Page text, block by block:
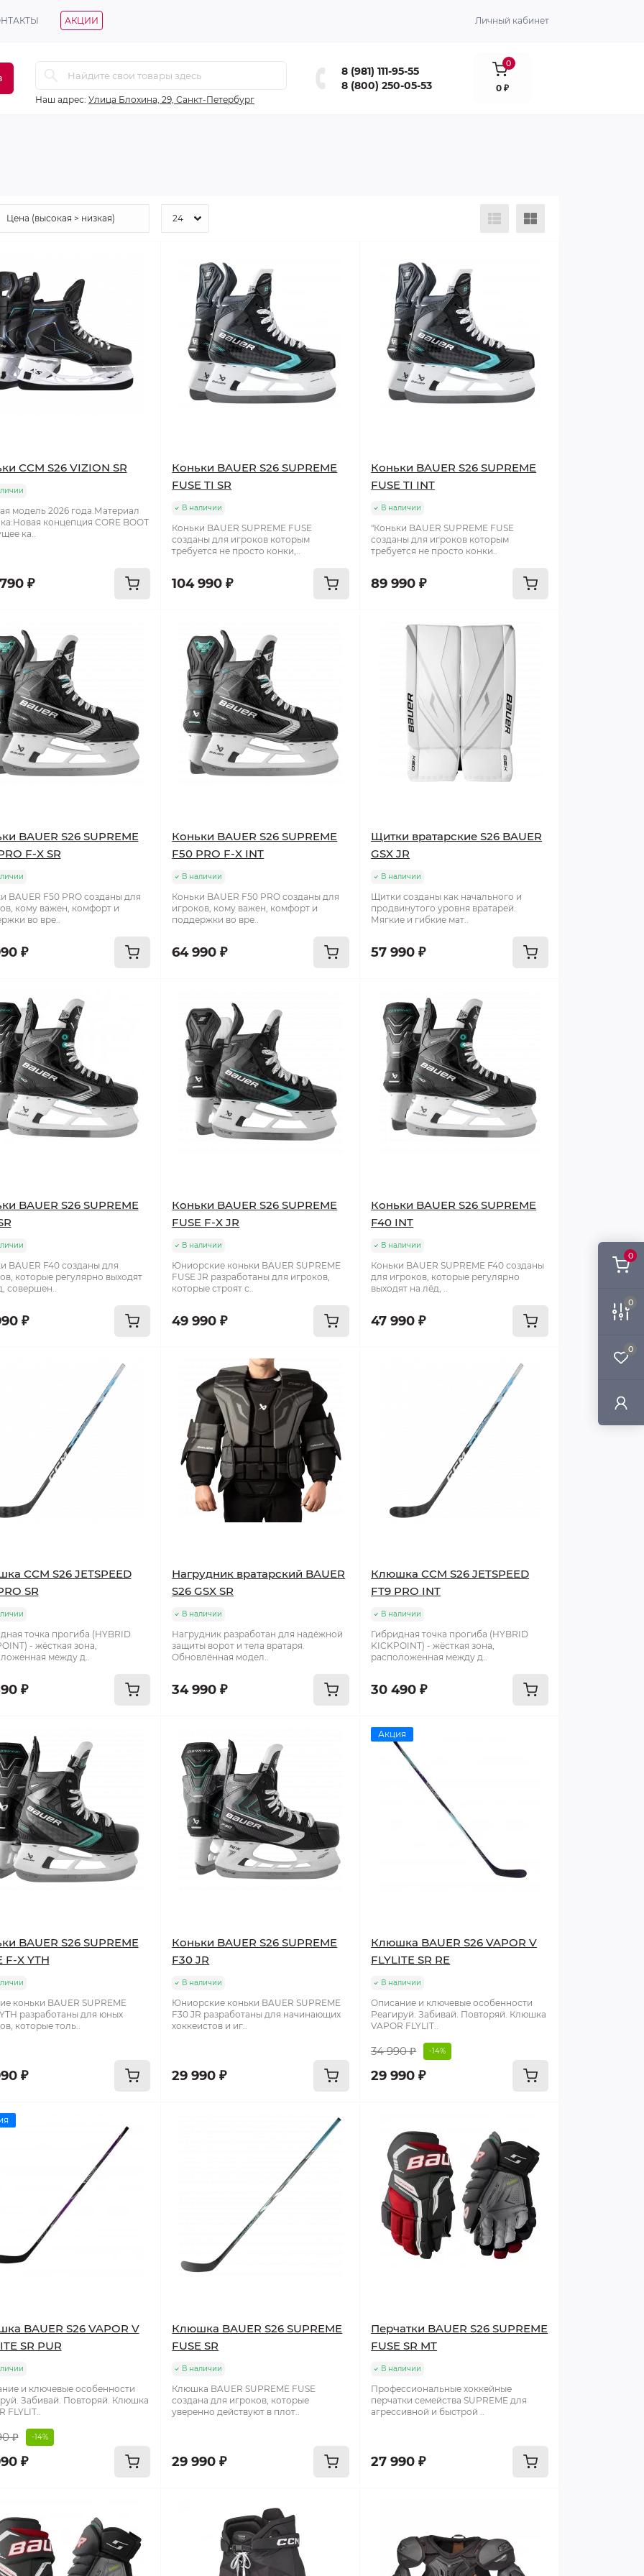
0
0
0
АКЦИИ Личный кабинет
Наш адрес: Улица Блохина, 29, Санкт-Петербург
8 (981) 111-95-55
8 (800) 250-05-53
0
0 ₽
CCM S26 VIZION SR
модель 2026 года.Материал
концепция CORE BOOT
ка..
₽
Коньки BAUER S26 SUPREME
FUSE TI SR
В наличии
Коньки BAUER SUPREME FUSE
созданы для игроков которым
требуется не просто конки,..
104 990 ₽
Коньки BAUER S26 SUPREME
FUSE TI INT
В наличии
"Коньки BAUER SUPREME FUSE
созданы для игроков которым
требуется не просто конки..
89 990 ₽
BAUER S26 SUPREME
F-X SR
BAUER F50 PRO созданы для
кому важен, комфорт и
во вре..
₽
Коньки BAUER S26 SUPREME
F50 PRO F-X INT
В наличии
Коньки BAUER F50 PRO созданы для
игроков, кому важен, комфорт и
поддержки во вре..
64 990 ₽
Щитки вратарские S26 BAUER
GSX JR
В наличии
Щитки созданы как начального и
продвинутого уровня вратарей.
Мягкие и гибкие мат..
57 990 ₽
BAUER S26 SUPREME
BAUER F40 созданы для
которые регулярно выходят
совершен..
₽
Коньки BAUER S26 SUPREME
FUSE F-X JR
В наличии
Юниорские коньки BAUER SUPREME
FUSE JR разработаны для игроков,
которые строят с..
49 990 ₽
Коньки BAUER S26 SUPREME
F40 INT
В наличии
Коньки BAUER SUPREME F40 созданы
для игроков, которые регулярно
выходят на лёд, ..
47 990 ₽
CCM S26 JETSPEED
SR
точка прогиба (HYBRID
- жёсткая зона,
между д..
₽
Нагрудник вратарский BAUER
S26 GSX SR
В наличии
Нагрудник разработан для надёжной
защиты ворот и тела вратаря.
Обновлённая модел..
34 990 ₽
Клюшка CCM S26 JETSPEED
FT9 PRO INT
В наличии
Гибридная точка прогиба (HYBRID
KICKPOINT) - жёсткая зона,
расположенная между д..
30 490 ₽
BAUER S26 SUPREME
F-X YTH
коньки BAUER SUPREME
разработаны для юных
которые толь..
₽
Коньки BAUER S26 SUPREME
F30 JR
В наличии
Юниорские коньки BAUER SUPREME
F30 JR разработаны для начинающих
хоккеистов и иг..
29 990 ₽
Акция
Клюшка BAUER S26 VAPOR V
FLYLITE SR RE
В наличии
Описание и ключевые особенности
Реагируй. Забивай. Повторяй. Клюшка
VAPOR FLYLIT..
34 990 ₽ -14%
29 990 ₽
BAUER S26 VAPOR V
SR PUR
и ключевые особенности
Забивай. Повторяй. Клюшка
FLYLIT..
₽ -14%
₽
Клюшка BAUER S26 SUPREME
FUSE SR
В наличии
Клюшка BAUER SUPREME FUSE
создана для игроков, которые
уверенно действуют в плот..
29 990 ₽
Перчатки BAUER S26 SUPREME
FUSE SR MT
В наличии
Профессиональные хоккейные
перчатки семейства SUPREME для
агрессивной и быстрой ..
27 990 ₽